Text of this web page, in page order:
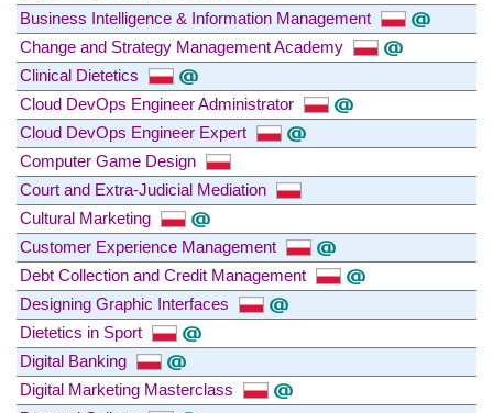
Business Intelligence & Information Management
Change and Strategy Management Academy
Clinical Dietetics
Cloud DevOps Engineer Administrator
Cloud DevOps Engineer Expert
Computer Game Design
Court and Extra-Judicial Mediation
Cultural Marketing
Customer Experience Management
Debt Collection and Credit Management
Designing Graphic Interfaces
Dietetics in Sport
Digital Banking
Digital Marketing Masterclass